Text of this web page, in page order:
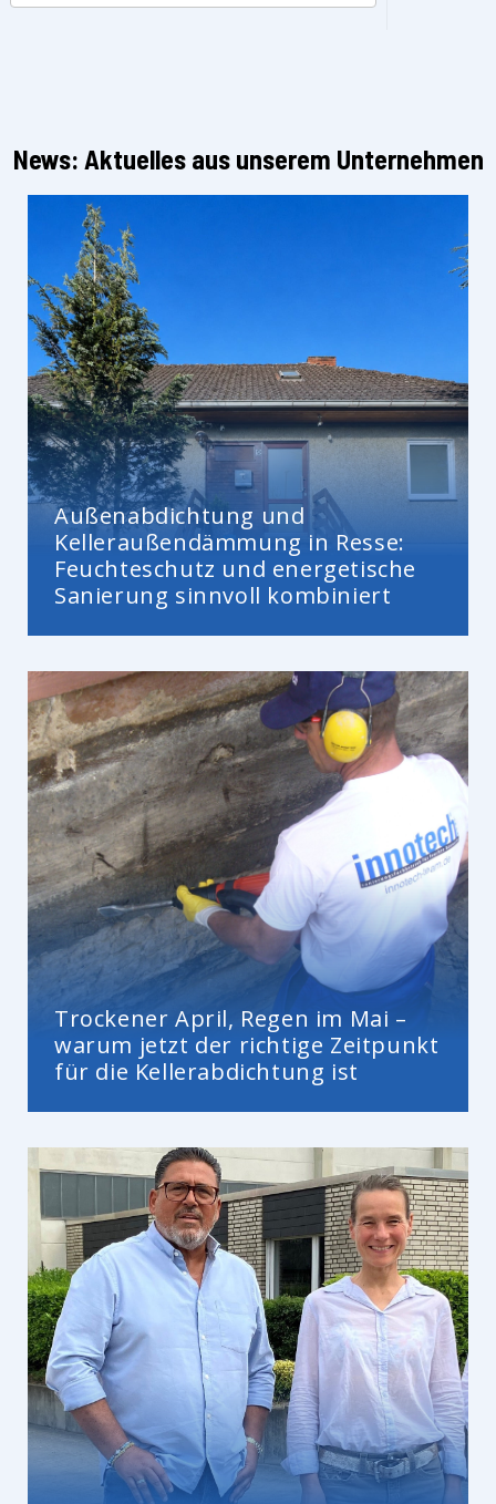
News: Aktuelles aus unserem Unternehmen
Außenabdichtung und
Kelleraußendämmung in Resse:
Feuchteschutz und energetische
Sanierung sinnvoll kombiniert
Trockener April, Regen im Mai –
warum jetzt der richtige Zeitpunkt
für die Kellerabdichtung ist